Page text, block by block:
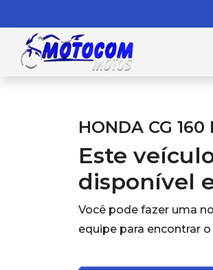
HONDA CG 160
Este
disponível
Você pode fazer uma
equipe para encontrar